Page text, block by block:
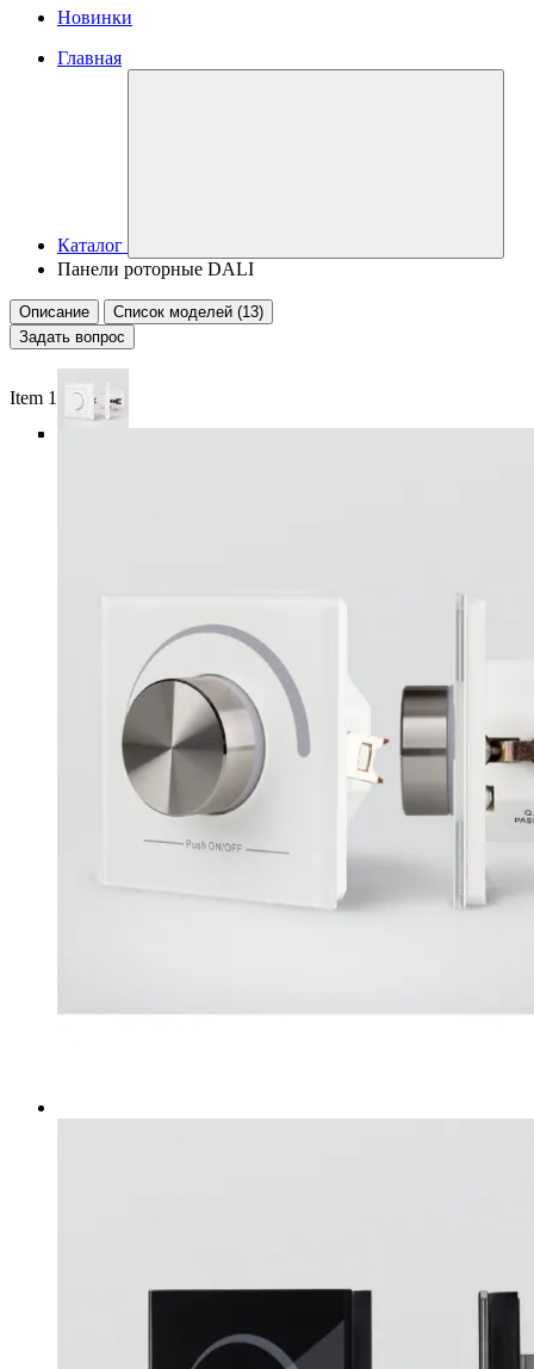
Новинки
Главная
Каталог
Панели роторные DALI
Описание
Список моделей (13)
Задать вопрос
Item 1 of 5